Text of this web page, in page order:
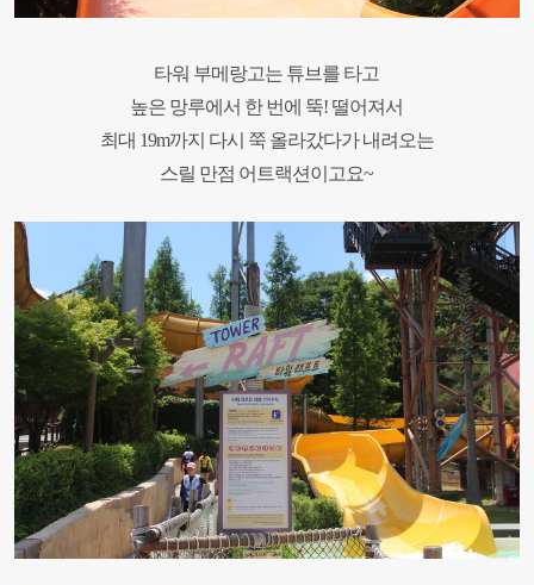
타워 부메랑고는 튜브를 타고
높은 망루에서 한 번에 뚝! 떨어져서
최대 19m까지 다시 쭉 올라갔다가 내려오는
스릴 만점 어트랙션이고요~